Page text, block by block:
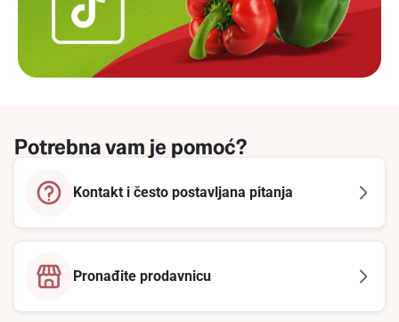
Potrebna vam je pomoć?
Kontakt i često postavljana pitanja
Pronađite prodavnicu